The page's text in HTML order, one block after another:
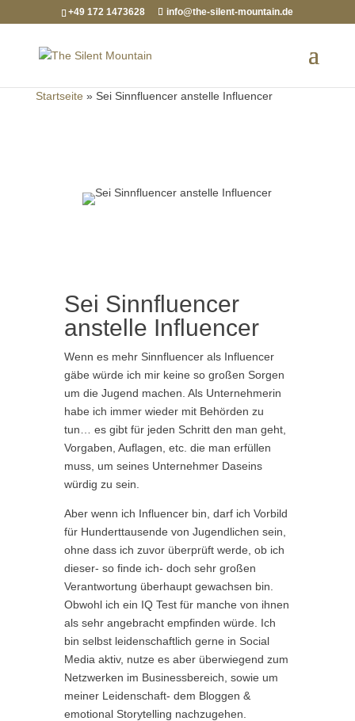
+49 172 1473628 info@the-silent-mountain.de
Startseite » Sei Sinnfluencer anstelle Influencer
Sei Sinnfluencer
anstelle Influencer
Wenn es mehr Sinnfluencer als Influencer
gäbe würde ich mir keine so großen Sorgen
um die Jugend machen. Als Unternehmerin
habe ich immer wieder mit Behörden zu
tun… es gibt für jeden Schritt den man geht,
Vorgaben, Auflagen, etc. die man erfüllen
muss, um seines Unternehmer Daseins
würdig zu sein.
Aber wenn ich Influencer bin, darf ich Vorbild
für Hunderttausende von Jugendlichen sein,
ohne dass ich zuvor überprüft werde, ob ich
dieser- so finde ich- doch sehr großen
Verantwortung überhaupt gewachsen bin.
Obwohl ich ein IQ Test für manche von ihnen
als sehr angebracht empfinden würde. Ich
bin selbst leidenschaftlich gerne in Social
Media aktiv, nutze es aber überwiegend zum
Netzwerken im Businessbereich, sowie um
meiner Leidenschaft- dem Bloggen &
emotional Storytelling nachzugehen.